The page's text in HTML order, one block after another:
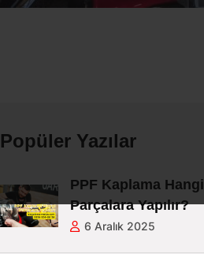
Popüler Yazılar
PPF Kaplama Hangi
Parçalara Yapılır?
6 Aralık 2025